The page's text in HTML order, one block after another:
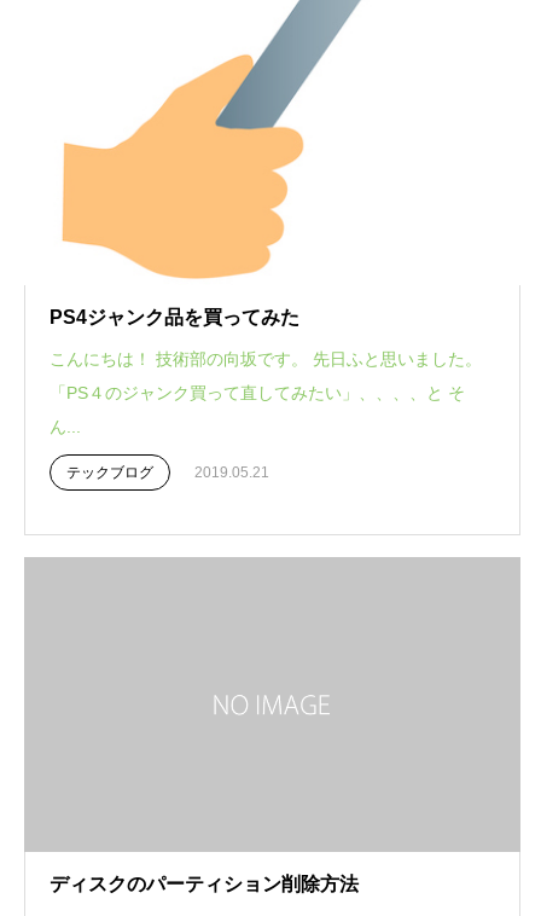
PS4ジャンク品を買ってみた
こんにちは！ 技術部の向坂です。 先日ふと思いました。
「PS４のジャンク買って直してみたい」、、、、と そ
ん...
テックブログ 2019.05.21
ディスクのパーティション削除方法